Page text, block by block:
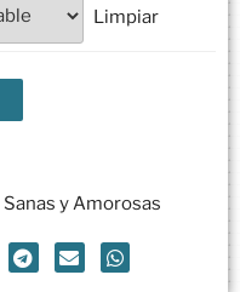
Limpiar
y Amorosas